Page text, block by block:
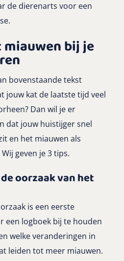
de dierenarts voor een
bij je
bovenstaande tekst
jouw kat de laatste tijd veel
Dan wil je er
dat jouw huistijger snel
en het miauwen als
geven je 3 tips.
oorzaak van het
is een eerste
een logboek bij te houden
welke veranderingen in
leiden tot meer miauwen.